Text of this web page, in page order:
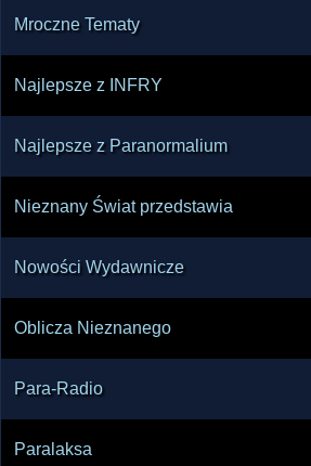
Mroczne Tematy
Najlepsze z INFRY
Najlepsze z Paranormalium
Nieznany Świat przedstawia
Nowości Wydawnicze
Oblicza Nieznanego
Para-Radio
Paralaksa